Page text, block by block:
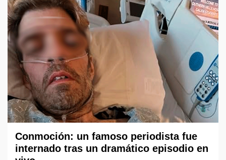
Conmoción: un famoso periodista fue
internado tras un dramático episodio en